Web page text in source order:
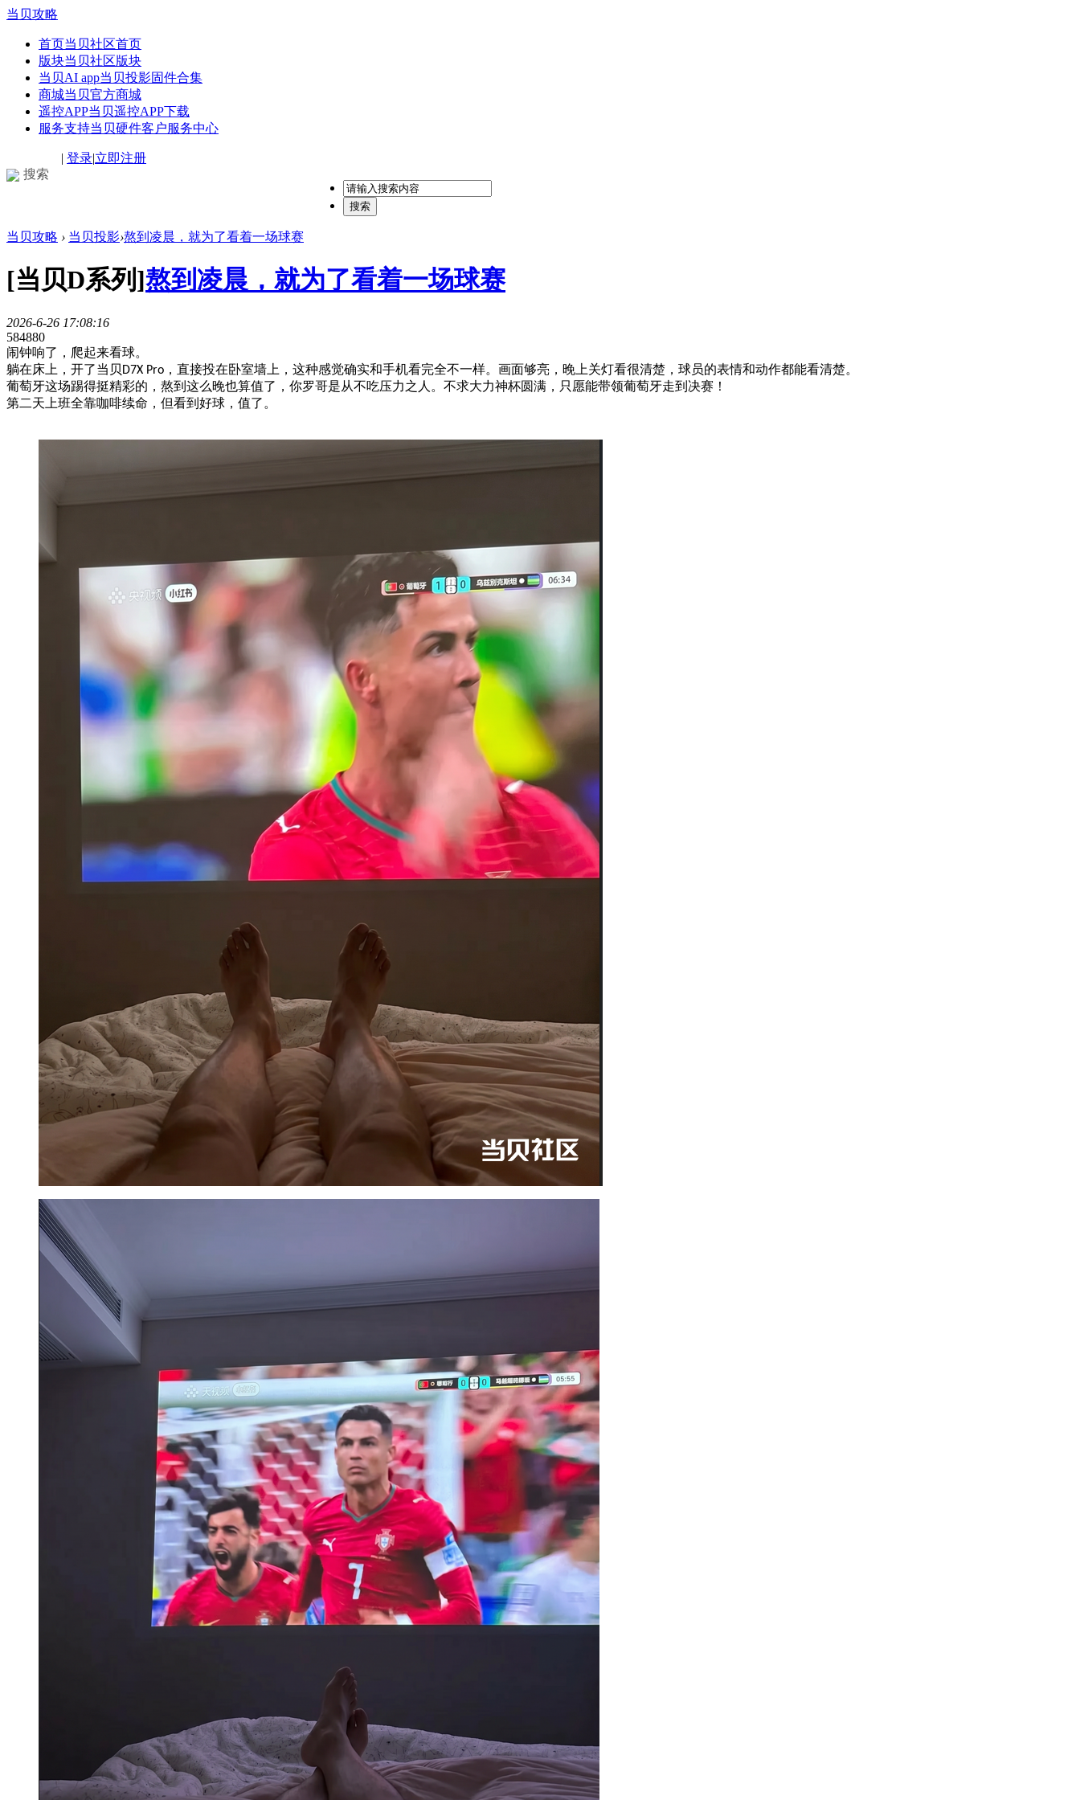
当贝攻略
首页当贝社区首页
版块当贝社区版块
当贝AI app当贝投影固件合集
商城当贝官方商城
遥控APP当贝遥控APP下载
服务支持当贝硬件客户服务中心
搜索
| 登录|立即注册
搜索
当贝攻略 › 当贝投影›熬到凌晨，就为了看着一场球赛
[当贝D系列]熬到凌晨，就为了看着一场球赛
2026-6-26 17:08:16
584880
闹钟响了，爬起来看球。
躺在床上，开了当贝 D7X Pro ，直接投在卧室墙上，这种感觉确实和手机看完全不一样。画面够亮，晚上关灯看很清楚，球员的表情和动作都能看清楚。
葡萄牙这场踢得挺精彩的，熬到这么晚也算值了，你罗哥是从不吃压力之人。不求大力神杯圆满，只愿能带领葡萄牙走到决赛！
第二天上班全靠咖啡续命，但看到好球，值了。